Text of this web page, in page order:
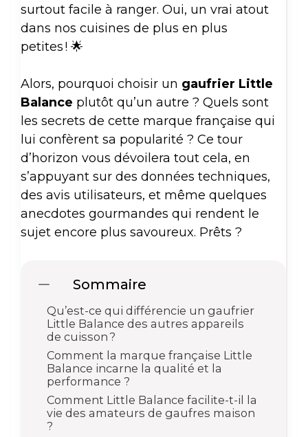
surtout facile à ranger. Oui, un vrai atout
dans nos cuisines de plus en plus
petites ! 🌟
Alors, pourquoi choisir un gaufrier Little
Balance plutôt qu’un autre ? Quels sont
les secrets de cette marque française qui
lui confèrent sa popularité ? Ce tour
d’horizon vous dévoilera tout cela, en
s’appuyant sur des données techniques,
des avis utilisateurs, et même quelques
anecdotes gourmandes qui rendent le
sujet encore plus savoureux. Prêts ?
Sommaire
Qu’est-ce qui différencie un gaufrier
Little Balance des autres appareils
de cuisson ?
Comment la marque française Little
Balance incarne la qualité et la
performance ?
Comment Little Balance facilite-t-il la
vie des amateurs de gaufres maison
?